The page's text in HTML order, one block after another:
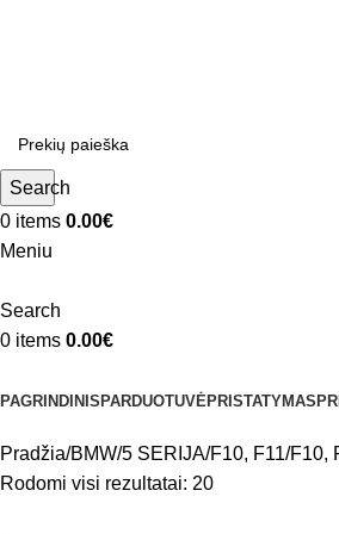
Search
0 items 0.00€
Meniu
Search
0 items 0.00€
PAGRINDINIS PARDUOTUVĖPRISTATYMAS
Pradžia BMW 5 SERIJA F10, F11 F10,
Rodomi visi rezultatai: 20